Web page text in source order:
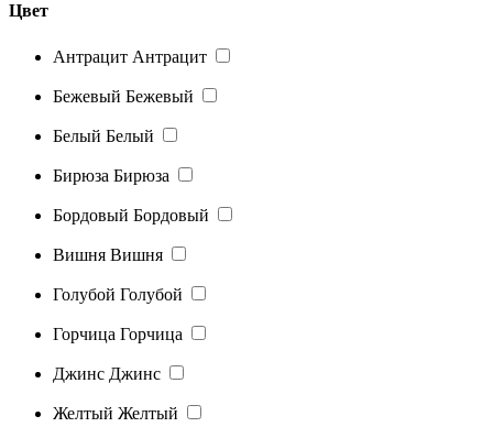
Цвет
Антрацит Антрацит
Бежевый Бежевый
Белый Белый
Бирюза Бирюза
Бордовый Бордовый
Вишня Вишня
Голубой Голубой
Горчица Горчица
Джинс Джинс
Желтый Желтый